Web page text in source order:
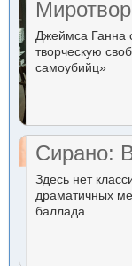
Джеймса Ганна
творческую
самоубийц»
Сирано:
Здесь нет
драматичных
баллада